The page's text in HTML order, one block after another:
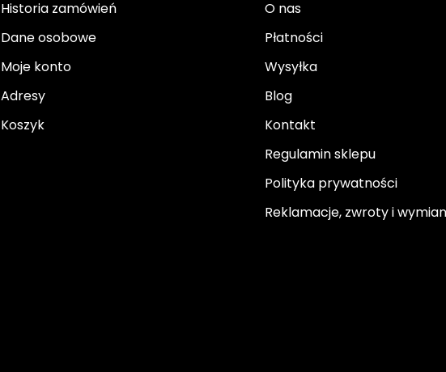
Historia zamówień
Dane osobowe
Moje konto
Adresy
Koszyk
O nas
Płatności
Wysyłka
Blog
Kontakt
Regulamin sklepu
Polityka prywatności
Reklamacje, zwroty i